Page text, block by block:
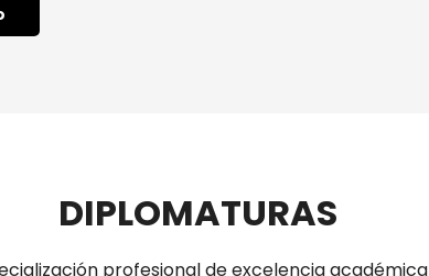
DIPLOMATURAS
profesional de excelencia académica